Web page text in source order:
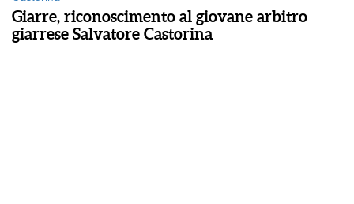
Giarre, riconoscimento al giovane arbitro
giarrese Salvatore Castorina